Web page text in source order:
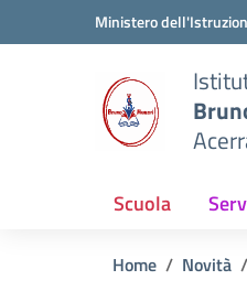
Vai ai contenuti
Vai al menu di navigazione
Ministero
Scuola
Home Novità